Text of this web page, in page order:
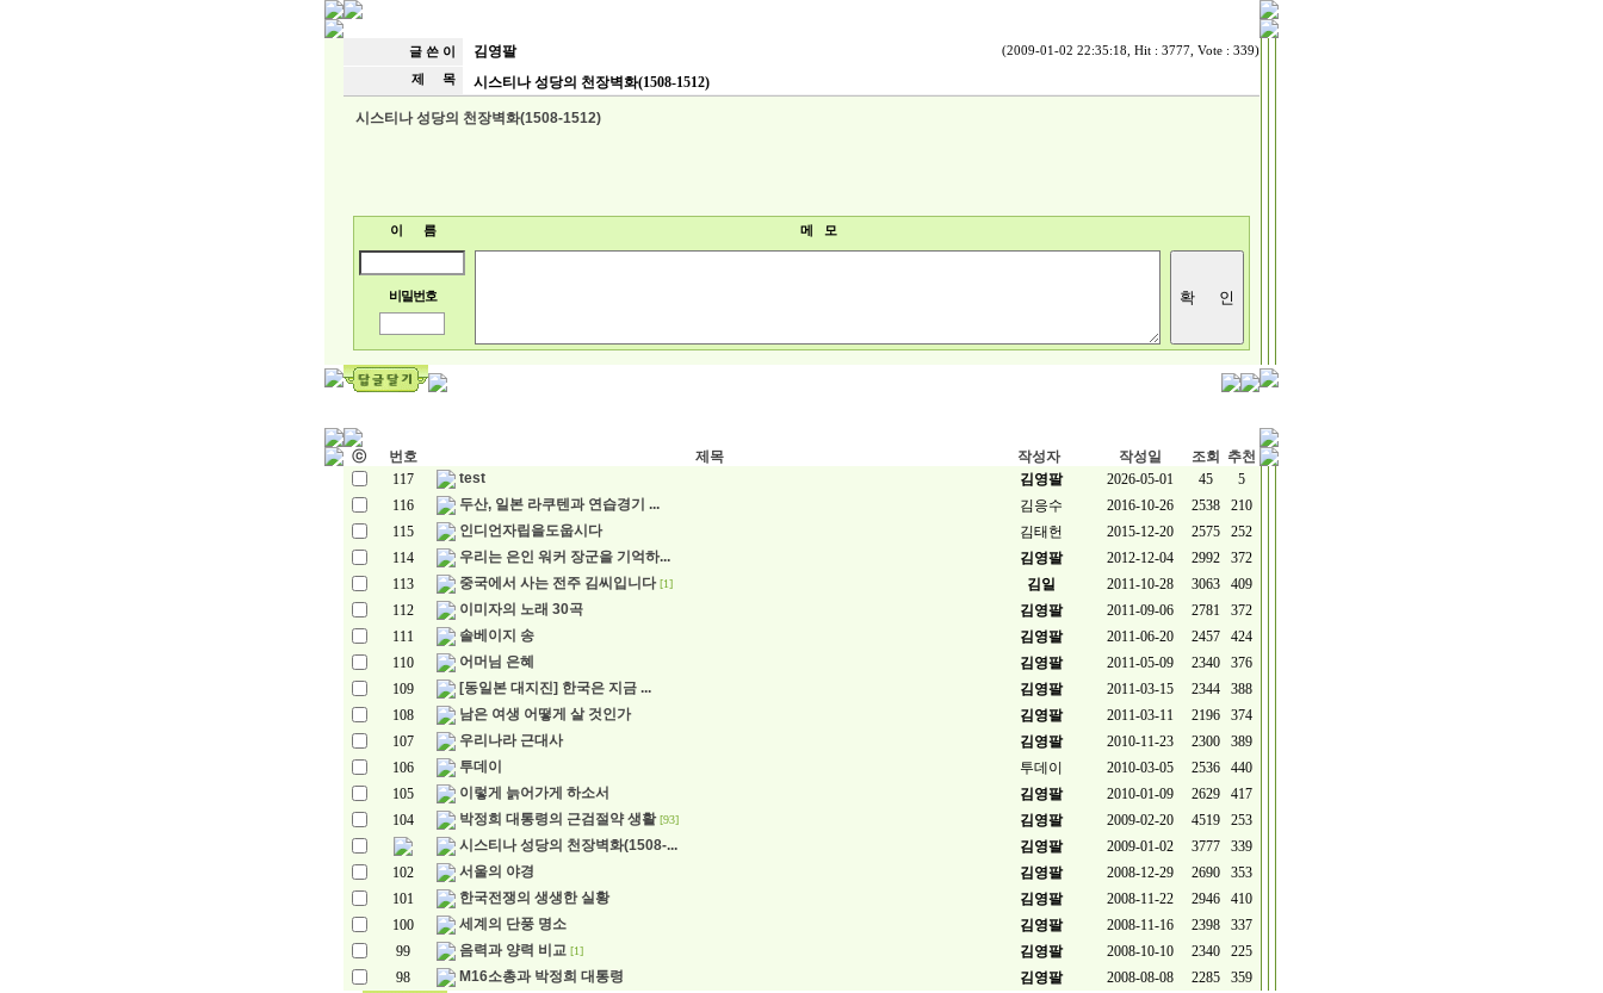
글 쓴 이 김영팔 (2009-01-02 22:35:18, Hit : 3777, Vote : 339)
제 목 시스티나 성당의 천장벽화(1508-1512)
시스티나 성당의 천장벽화(1508-1512)
이 름 메 모
비밀번호
ⓒ 번호 제목 작성자 작성일 조회
추천
117
test 김영팔 2026-05-01 45
5
116
두산, 일본 라쿠텐과 연습경기 ... 김응수 2016-10-26 2538
210
115
인디언자립을도웁시다 김태헌 2015-12-20 2575
252
114
우리는 은인 워커 장군을 기억하... 김영팔 2012-12-04 2992
372
113
중국에서 사는 전주 김씨입니다 [1] 김일 2011-10-28 3063
409
112
이미자의 노래 30곡 김영팔 2011-09-06 2781
372
111
솔베이지 송 김영팔 2011-06-20 2457
424
110
어머님 은혜 김영팔 2011-05-09 2340
376
109
[동일본 대지진] 한국은 지금 ... 김영팔 2011-03-15 2344
388
108
남은 여생 어떻게 살 것인가 김영팔 2011-03-11 2196
374
107
우리나라 근대사 김영팔 2010-11-23 2300
389
106
투데이 투데이 2010-03-05 2536
440
105
이렇게 늙어가게 하소서 김영팔 2010-01-09 2629
417
104
박정희 대통령의 근검절약 생활 [93] 김영팔 2009-02-20 4519
253
시스티나 성당의 천장벽화(1508-...
김영팔 2009-01-02 3777
339
102
서울의 야경 김영팔 2008-12-29 2690
353
101
한국전쟁의 생생한 실황 김영팔 2008-11-22 2946
410
100
세계의 단풍 명소 김영팔 2008-11-16 2398
337
99
음력과 양력 비교 [1] 김영팔 2008-10-10 2340
225
98
M16소총과 박정희 대통령 김영팔 2008-08-08 2285 359